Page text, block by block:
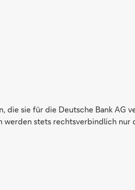
die sie für die Deutsche Bank
stets rechtsverbindlich